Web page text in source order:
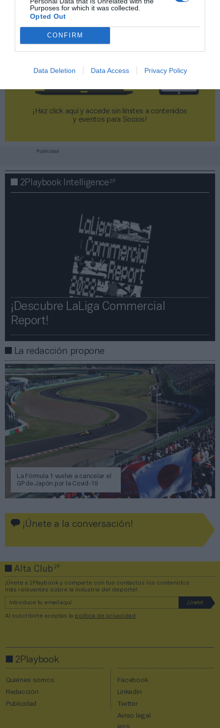
Purposes for which it was collected.
Opted Out
CONFIRM
Data Deletion Data Access Privacy Policy
¡Haz click aquí y accede sin límites a contenidos
y eventos para Socios!​​​​​​​
Publicidad
2Playbook Intelligence2P
¡Descubre LaLiga Commercial
Report!​​
La redacción propone
La Fórmula 1 vuelve a cancelar el
GP de Japón por la Covid-19
¡Únete a la conversación!
Alta Club2P
¡Únete a 2Playbook y comparte con tus contactos los contenidos
más relevantes sobre la industria del deporte!
Al suscribirte aceptas la política de privacidad
2Playbook
Quiénes somos
Redacción
Publicidad
Facebook
Linkedin
Twitter
Aviso legal